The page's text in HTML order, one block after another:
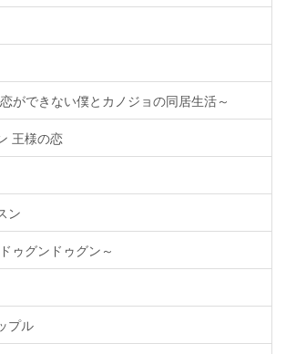
ができない僕とカノジョの同居生活～
王様の恋
ン
ゥグンドゥグン～
プル